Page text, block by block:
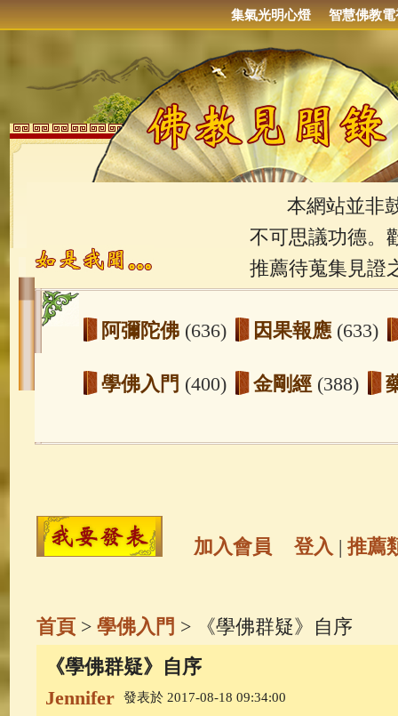
集氣光明心燈 智慧佛教電
本網站並非鼓
不可思議功德。
推薦待蒐集見證
阿彌陀佛 (636) 因果報應 (633)
學佛入門 (400) 金剛經 (388)
玉曆寶鈔(236) 地藏經(225)
高僧故事 (141) 放生護生 (133)
一切如來心秘密全身舍利寶篋印
釋迦牟尼佛傳(69) 生活禪
加入會員 登入 | 推薦
首頁> 學佛入門 > 《學佛群疑》自序
《學佛群疑》自序
Jennifer
發表於 2017-08-18 09:34:00